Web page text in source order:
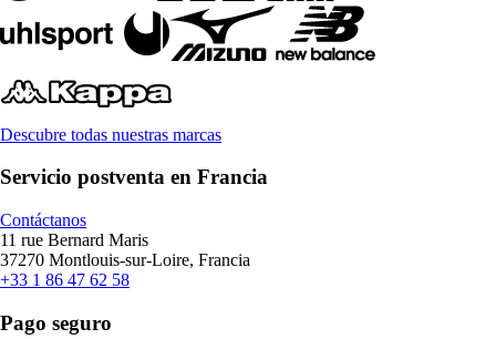
Descubre todas nuestras marcas
Servicio postventa en Francia
Contáctanos
11 rue Bernard Maris
37270 Montlouis-sur-Loire, Francia
+33 1 86 47 62 58
Pago seguro